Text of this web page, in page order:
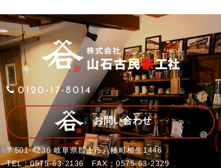
0120-17-8014
お問い合わせ
〒501-4236 岐阜県郡上市八幡町相生1446
TEL：0575-63-2136 FAX：0575-63-2329